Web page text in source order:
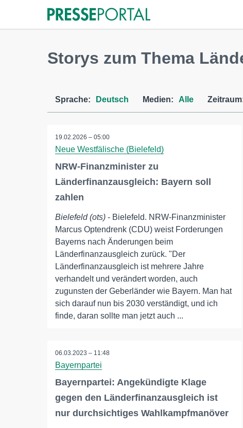
Storys zum Thema
Sprache: Deutsch Medien: Alle
19.02.2026 – 05:00
Neue Westfälische (Bielefeld)
NRW-Finanzminister zu
Länderfinanzausgleich: Bayern soll
zahlen
Bielefeld (ots) - Bielefeld. NRW-Finanzminister
Marcus Optendrenk (CDU) weist Forderungen
Bayerns nach Änderungen beim
Länderfinanzausgleich zurück. "Der
Länderfinanzausgleich ist mehrere Jahre
verhandelt und verändert worden, auch
zugunsten der Geberländer wie Bayern. Man hat
sich darauf nun bis 2030 verständigt, und ich
finde, daran sollte man jetzt auch ...
06.03.2023 – 11:48
Bayernpartei
Bayernpartei: Angekündigte Klage
gegen den Länderfinanzausgleich ist
nur durchsichtiges Wahlkampfmanöver